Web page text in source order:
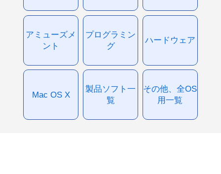
アミューズメ
ント
プログラミン
グ
ハードウェア
Mac OS X
製品ソフト一
覧
その他、全OS
用一覧